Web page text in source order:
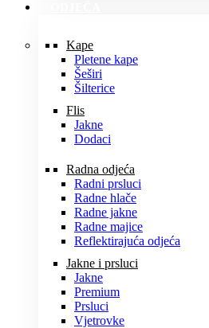
Kape
Pletene kape
Šeširi
Šilterice
Flis
Jakne
Dodaci
Radna odjeća
Radni prsluci
Radne hlače
Radne jakne
Radne majice
Reflektirajuća odjeća
Jakne i prsluci
Jakne
Premium
Prsluci
Vjetrovke